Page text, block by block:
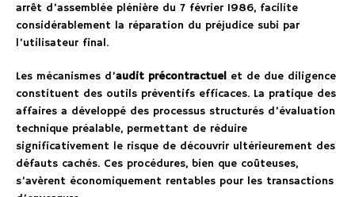
arrêt d’assemblée plénière du 7 février 1986, facilite
considérablement la réparation du préjudice subi par
l’utilisateur final.
Les mécanismes d’audit précontractuel et de due diligence
constituent des outils préventifs efficaces. La pratique des
affaires a développé des processus structurés d’évaluation
technique préalable, permettant de réduire
significativement le risque de découvrir ultérieurement des
défauts cachés. Ces procédures, bien que coûteuses,
s’avèrent économiquement rentables pour les transactions